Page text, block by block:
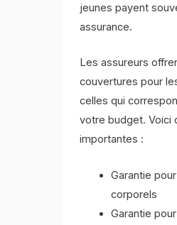
jeunes payent
assurance.
Les assureurs
couvertures pour
celles qui
votre budget. Voici
importantes :
Garantie
corporels
Garantie